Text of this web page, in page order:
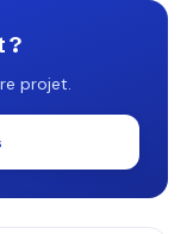
?
projet.